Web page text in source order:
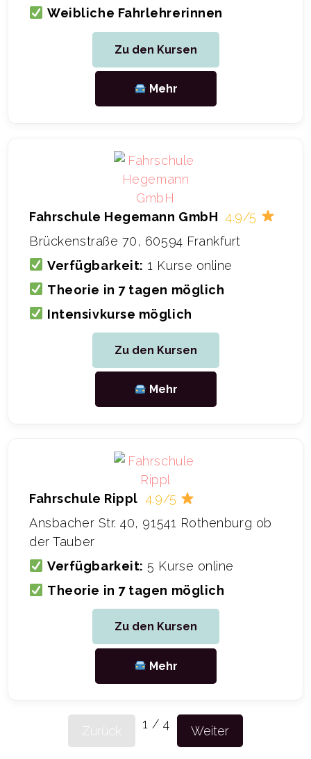
Weibliche Fahrlehrerinnen
Zu den Kursen
Mehr
Fahrschule Hegemann GmbH 4.9/5
Brückenstraße 70, 60594 Frankfurt
Verfügbarkeit: 1 Kurse online
Theorie in 7 tagen möglich
Intensivkurse möglich
Zu den Kursen
Mehr
Fahrschule Rippl 4.9/5
Ansbacher Str. 40, 91541 Rothenburg ob
der Tauber
Verfügbarkeit: 5 Kurse online
Theorie in 7 tagen möglich
Zu den Kursen
Mehr
Zurück 1 /4 Weiter